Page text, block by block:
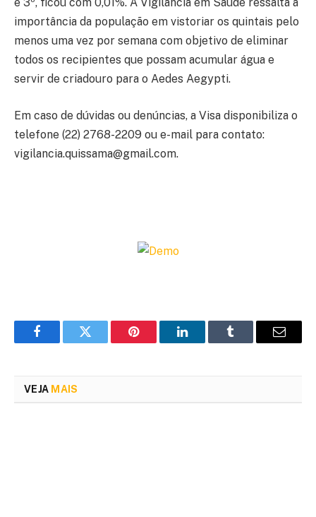
importância da população em vistoriar os quintais pelo
menos uma vez por semana com objetivo de eliminar
todos os recipientes que possam acumular água e
servir de criadouro para o Aedes Aegypti.
Em caso de dúvidas ou denúncias, a Visa disponibiliza o
telefone (22) 2768-2209 ou e-mail para contato:
vigilancia.quissama@gmail.com.
FacebookTwitter Pinterest LinkedInTumblr Email
VEJA MAIS